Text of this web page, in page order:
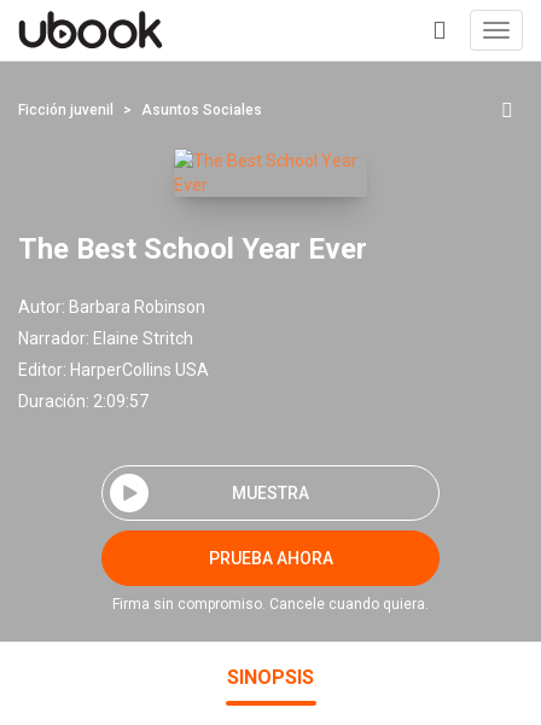
+
Ficción juvenil Asuntos Sociales
The Best School Year Ever
Autor: Barbara Robinson
Narrador: Elaine Stritch
Editor: HarperCollins USA
Duración: 2:09:57
MUESTRA
PRUEBA AHORA
Firma sin compromiso. Cancele cuando quiera.
SINOPSIS